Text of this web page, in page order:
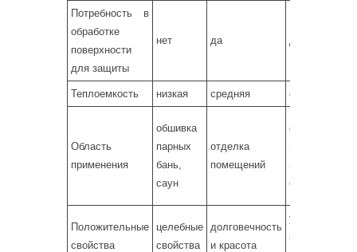
Потребность в
обработке
поверхности
для защиты
нет да да
Теплоемкость низкая средняя средняя
Область
применения
обшивка
парных
бань,
саун
отделка
помещений
отделка
отдыха
Положительные
свойства
целебные
свойства
долговечность
и красота
устойчивость
к процессам